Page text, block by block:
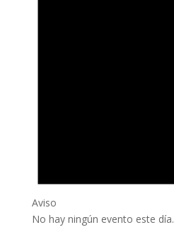
Aviso
No hay ningún evento este día.